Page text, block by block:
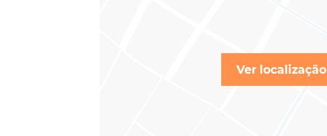
Ver localização